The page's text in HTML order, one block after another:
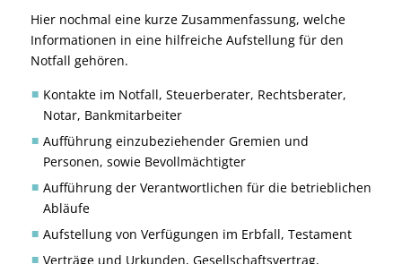
Hier nochmal eine kurze Zusammenfassung, welche
Informationen in eine hilfreiche Aufstellung für den
Notfall gehören.
Kontakte im Notfall, Steuerberater, Rechtsberater,
Notar, Bankmitarbeiter
Aufführung einzubeziehender Gremien und
Personen, sowie Bevollmächtigter
Aufführung der Verantwortlichen für die betrieblichen
Abläufe
Aufstellung von Verfügungen im Erbfall, Testament
Verträge und Urkunden, Gesellschaftsvertrag,